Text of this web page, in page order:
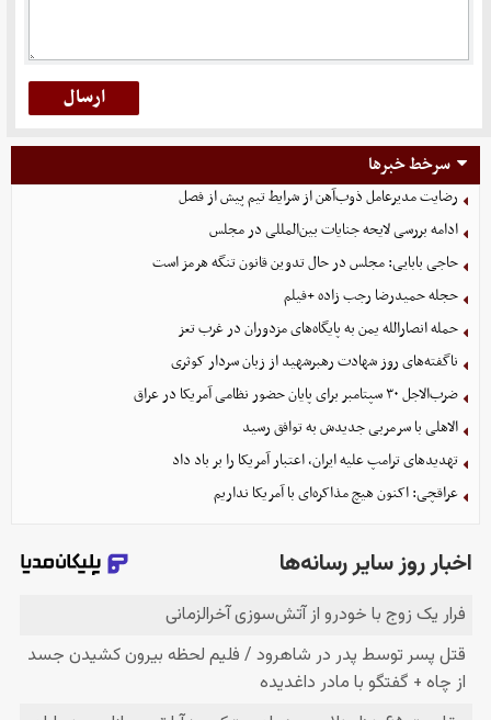
سرخط خبرها
رضایت مدیرعامل ذوب‌آهن از شرایط تیم پیش از فصل
ادامه بررسی لایحه جنایات بین‌المللی در مجلس
حاجی بابایی: مجلس در حال تدوین قانون تنگه هرمز است
حجله حمیدرضا رجب زاده +فیلم
حمله انصارالله یمن به پایگاه‌های مزدوران در غرب تعز
ناگفته‌های روز شهادت رهبرشهید از زبان سردار کوثری
ضرب‌الاجل ۳۰ سپتامبر برای پایان حضور نظامی آمریکا در عراق
الاهلی با سرمربی جدیدش به توافق رسید
تهدیدهای ترامپ علیه ایران، اعتبار آمریکا را بر باد داد
عراقچی: اکنون هیچ مذاکره‌ای با آمریکا نداریم